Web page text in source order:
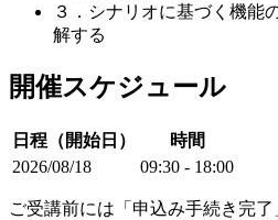
３．シナリオに基づく機能
解する
開催スケジュール
日程（開始日）
時間
2026/08/18
09:30 - 18:00
ご受講前には「申込み手続き完